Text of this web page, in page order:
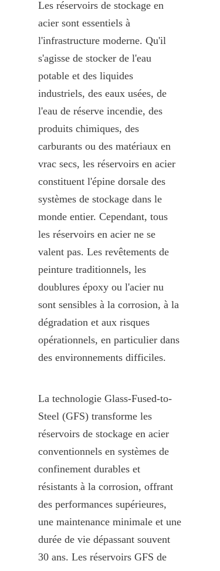
Les réservoirs de stockage en
acier sont essentiels à
l'infrastructure moderne. Qu'il
s'agisse de stocker de l'eau
potable et des liquides
industriels, des eaux usées, de
l'eau de réserve incendie, des
produits chimiques, des
carburants ou des matériaux en
vrac secs, les réservoirs en acier
constituent l'épine dorsale des
systèmes de stockage dans le
monde entier. Cependant, tous
les réservoirs en acier ne se
valent pas. Les revêtements de
peinture traditionnels, les
doublures époxy ou l'acier nu
sont sensibles à la corrosion, à la
dégradation et aux risques
opérationnels, en particulier dans
des environnements difficiles.
La technologie Glass-Fused-to-
Steel (GFS) transforme les
réservoirs de stockage en acier
conventionnels en systèmes de
confinement durables et
résistants à la corrosion, offrant
des performances supérieures,
une maintenance minimale et une
durée de vie dépassant souvent
30 ans. Les réservoirs GFS de